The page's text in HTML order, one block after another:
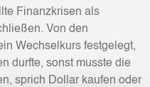
Finanzkrisen als
Von den
Wechselkurs festgelegt,
durfte, sonst musste die
sprich Dollar kaufen oder